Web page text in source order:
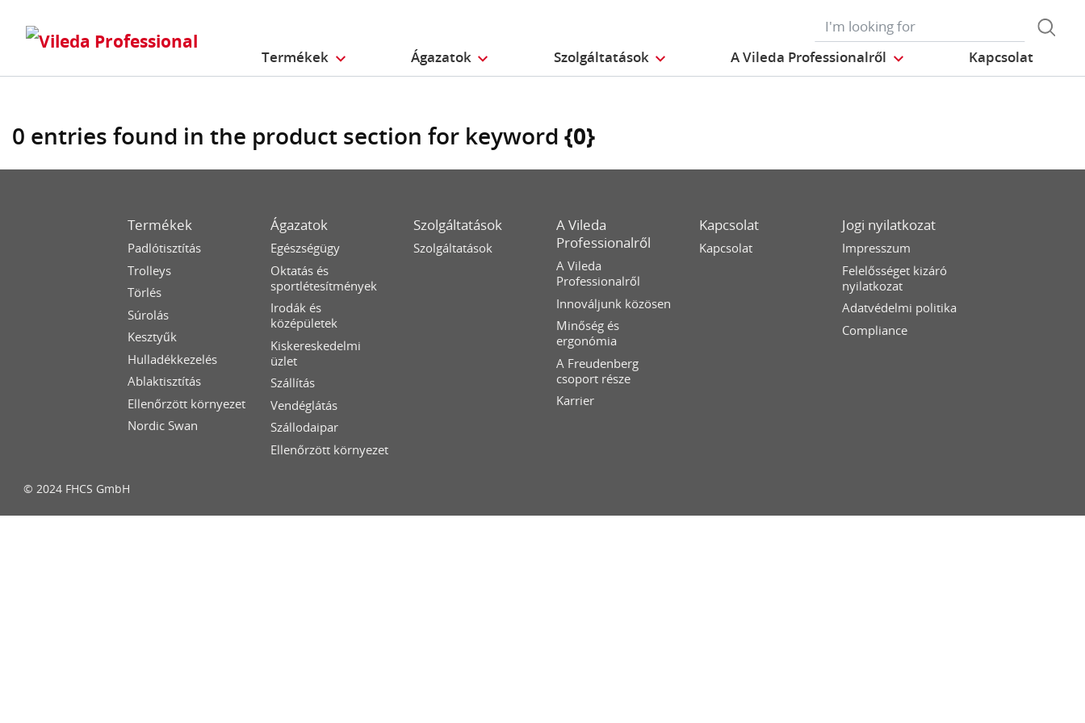
Termékek Ágazatok Szolgáltatások A Vileda Professionalről Kapcsolat
0 entries found in the product section for keyword {0}
Termékek
Padlótisztítás
Trolleys
Törlés
Súrolás
Kesztyűk
Hulladékkezelés
Ablaktisztítás
Ellenőrzött környezet
Nordic Swan
Ágazatok
Egészségügy
Oktatás és
sportlétesítmények
Irodák és
középületek
Kiskereskedelmi
üzlet
Szállítás
Vendéglátás
Szállodaipar
Ellenőrzött környezet
Szolgáltatások
Szolgáltatások
A Vileda
Professionalről
A Vileda
Professionalről
Innováljunk közösen
Minőség és
ergonómia
A Freudenberg
csoport része
Karrier
Kapcsolat
Kapcsolat
Jogi nyilatkozat
Impresszum
Felelősséget kizáró
nyilatkozat
Adatvédelmi politika
Compliance
© 2024 FHCS GmbH